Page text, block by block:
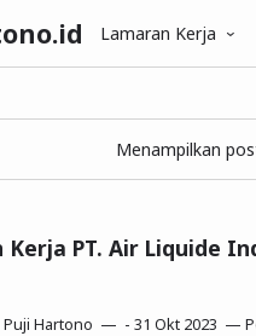
Lamaran Kerja
Menampilkan
Kerja PT. Air Liquide
Puji Hartono - 31 Okt 2023